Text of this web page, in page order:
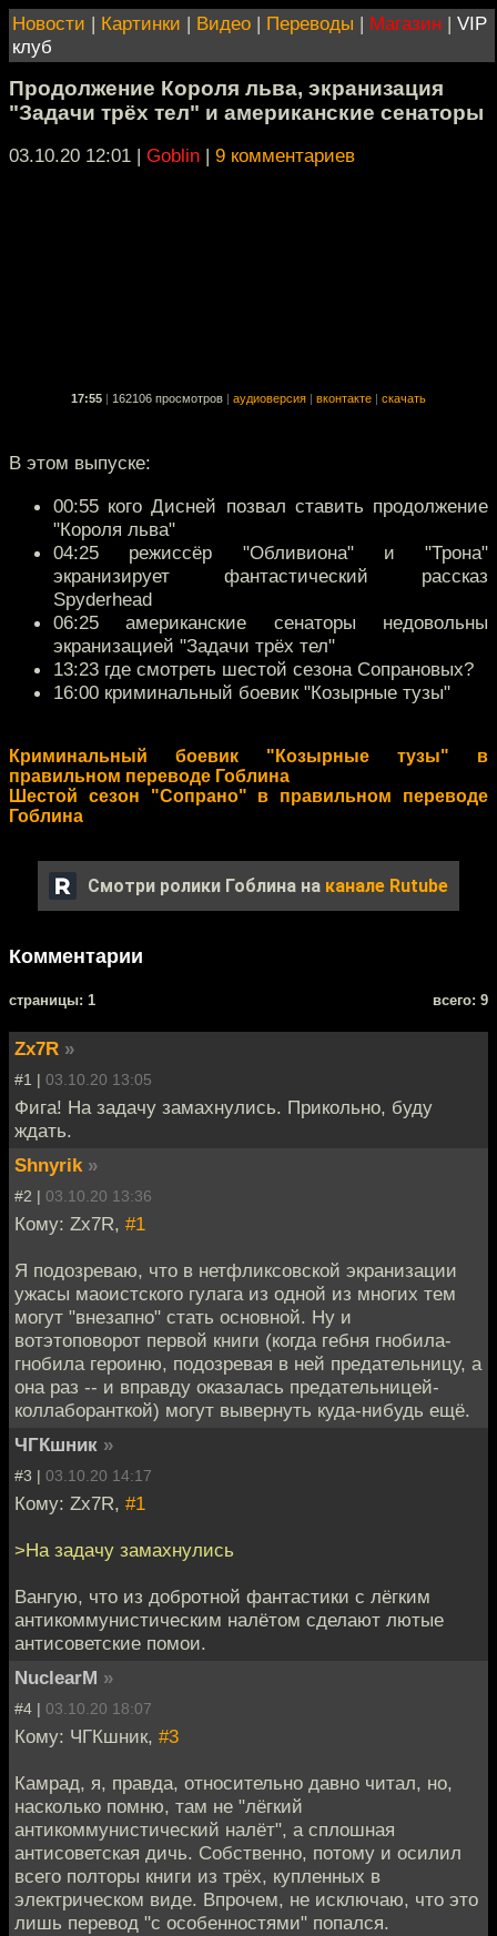
Новости | Картинки | Видео | Переводы | Магазин | VIP
клуб
Продолжение Короля льва, экранизация
"Задачи трёх тел" и американские сенаторы
03.10.20 12:01 | Goblin | 9 комментариев
17:55 162106 просмотров аудиоверсия вконтакте скачать
В этом выпуске:
00:55 кого Дисней позвал ставить продолжение
"Короля льва"
04:25 режиссёр "Обливиона" и "Трона"
экранизирует фантастический рассказ
Spyderhead
06:25 американские сенаторы недовольны
экранизацией "Задачи трёх тел"
13:23 где смотреть шестой сезона Сопрановых?
16:00 криминальный боевик "Козырные тузы"
Криминальный боевик "Козырные тузы" в
правильном переводе Гоблина
Шестой сезон "Сопрано" в правильном переводе
Гоблина
Смотри ролики Гоблина на канале Rutube
Комментарии
cтраницы: 1 всего: 9
Zx7R »
#1 | 03.10.20 13:05
Фига! На задачу замахнулись. Прикольно, буду
ждать.
Shnyrik »
#2 | 03.10.20 13:36
Кому: Zx7R, #1
Я подозреваю, что в нетфликсовской экранизации
ужасы маоистского гулага из одной из многих тем
могут "внезапно" стать основной. Ну и
вотэтоповорот первой книги (когда гебня гнобила-
гнобила героиню, подозревая в ней предательницу, а
она раз -- и вправду оказалась предательницей-
коллаборанткой) могут вывернуть куда-нибудь ещё.
ЧГКшник »
#3 | 03.10.20 14:17
Кому: Zx7R, #1
>На задачу замахнулись
Вангую, что из добротной фантастики с лёгким
антикоммунистическим налётом сделают лютые
антисоветские помои.
NuclearM »
#4 | 03.10.20 18:07
Кому: ЧГКшник, #3
Камрад, я, правда, относительно давно читал, но,
насколько помню, там не "лёгкий
антикоммунистический налёт", а сплошная
антисоветская дичь. Собственно, потому и осилил
всего полторы книги из трёх, купленных в
электрическом виде. Впрочем, не исключаю, что это
лишь перевод "с особенностями" попался.